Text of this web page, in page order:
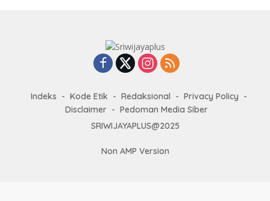
Indeks Kode Etik Redaksional
Privacy Policy
Disclaimer
Pedoman Media Siber
SRIWIJAYAPLUS@2025
Non AMP Version